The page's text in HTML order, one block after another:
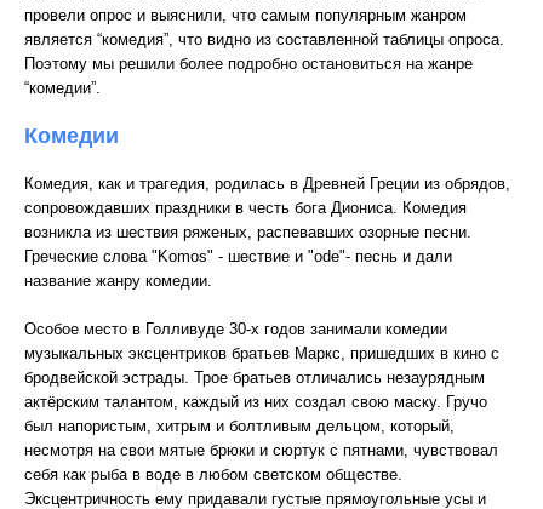
провели опрос и выяснили, что самым популярным жанром
является “комедия”, что видно из составленной таблицы опроса.
Поэтому мы решили более подробно остановиться на жанре
“комедии”.
Комедии
Комедия, как и трагедия, родилась в Древней Греции из обрядов,
сопровождавших праздники в честь бога Диониса. Комедия
возникла из шествия ряженых, распевавших озорные песни.
Греческие слова "Komos" - шествие и "оde"- песнь и дали
название жанру комедии.
Особое место в Голливуде 30-х годов занимали комедии
музыкальных эксцентриков братьев Маркс, пришедших в кино с
бродвейской эстрады. Трое братьев отличались незаурядным
актёрским талантом, каждый из них создал свою маску. Гручо
был напористым, хитрым и болтливым дельцом, который,
несмотря на свои мятые брюки и сюртук с пятнами, чувствовал
себя как рыба в воде в любом светском обществе.
Эксцентричность ему придавали густые прямоугольные усы и